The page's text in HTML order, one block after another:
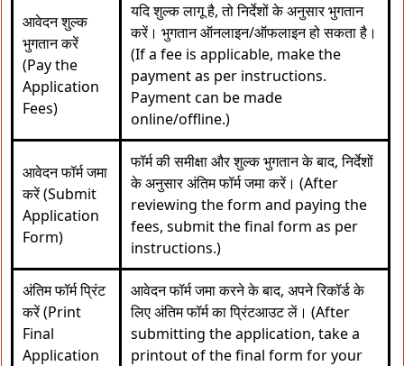
आवेदन शुल्क
भुगतान करें
(Pay the
Application
Fees)
यदि शुल्क लागू है, तो निर्देशों के अनुसार भुगतान
करें। भुगतान ऑनलाइन/ऑफलाइन हो सकता है।
(If a fee is applicable, make the
payment as per instructions.
Payment can be made
online/offline.)
आवेदन फॉर्म जमा
करें (Submit
Application
Form)
फॉर्म की समीक्षा और शुल्क भुगतान के बाद, निर्देशों
के अनुसार अंतिम फॉर्म जमा करें। (After
reviewing the form and paying the
fees, submit the final form as per
instructions.)
अंतिम फॉर्म प्रिंट
करें (Print
Final
Application
आवेदन फॉर्म जमा करने के बाद, अपने रिकॉर्ड के
लिए अंतिम फॉर्म का प्रिंटआउट लें। (After
submitting the application, take a
printout of the final form for your